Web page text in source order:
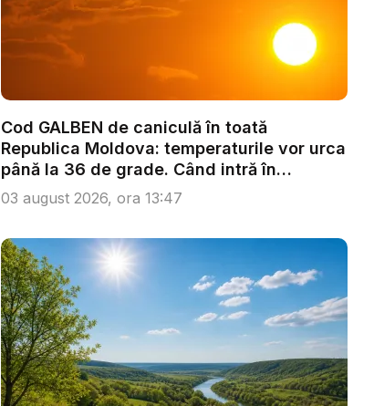
Cod GALBEN de caniculă în toată
Republica Moldova: temperaturile vor urca
până la 36 de grade. Când intră în
vigoare...
03 august 2026, ora 13:47